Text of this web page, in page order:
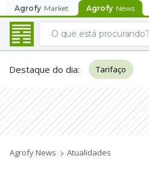
Agrofy Market Agrofy News
Destaque do dia: Tarifaço
Agrofy News Atualidades